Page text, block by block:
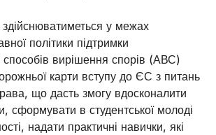
здійснюватиметься у межах
політики підтримки
способів вирішення спорів (АВС)
карти вступу до ЄС з питань
що дасть змогу вдосконалити
сформувати в студентської молоді
надати практичні навички, які